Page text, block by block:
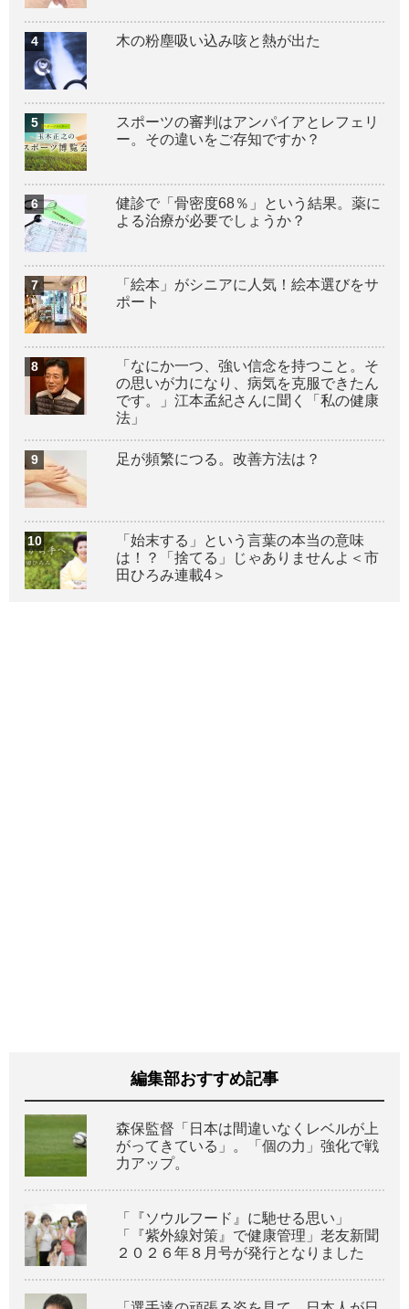
木の粉塵吸い込み咳と熱が出た
スポーツの審判はアンパイアとレフェリ
ー。その違いをご存知ですか？
健診で「骨密度68％」という結果。薬に
よる治療が必要でしょうか？
「絵本」がシニアに人気！絵本選びをサ
ポート
「なにか一つ、強い信念を持つこと。そ
の思いが力になり、病気を克服できたん
です。」江本孟紀さんに聞く「私の健康
法」
足が頻繁につる。改善方法は？
「始末する」という言葉の本当の意味
は！？「捨てる」じゃありませんよ＜市
田ひろみ連載4＞
編集部おすすめ記事
森保監督「日本は間違いなくレベルが上
がってきている」。「個の力」強化で戦
力アップ。
「『ソウルフード』に馳せる思い」
「『紫外線対策』で健康管理」老友新聞
２０２６年８月号が発行となりました